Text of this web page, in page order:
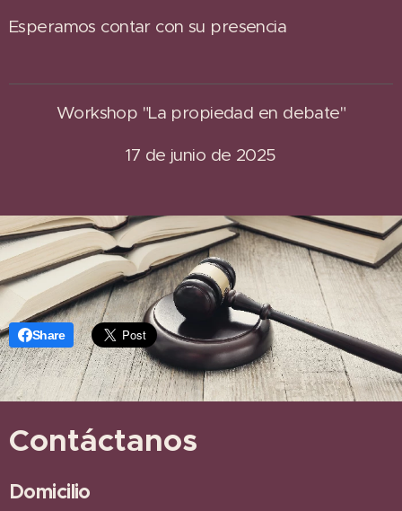
Esperamos contar con su presencia
Workshop "La propiedad en debate"
17 de junio de 2025
Share
Contáctanos
Domicilio